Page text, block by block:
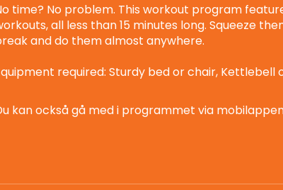
time? No problem. This workout program
all less than 15 minutes long. Squeeze
and do them almost anywhere.
required: Sturdy bed or chair,
kan också gå med i programmet via